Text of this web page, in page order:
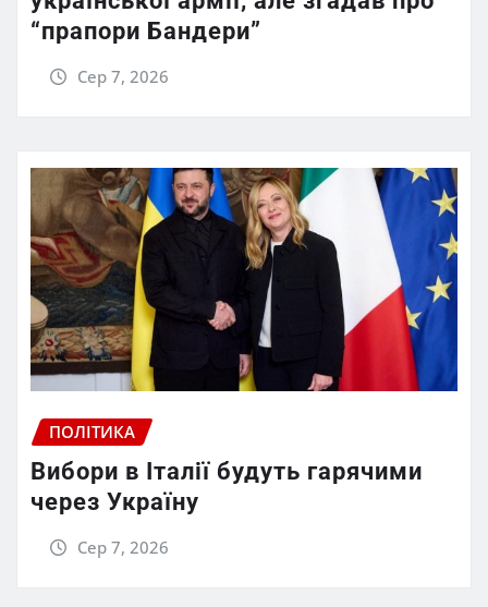
“прапори Бандери”
Сер 7, 2026
ПОЛІТИКА
Вибори в Італії будуть гарячими
через Україну
Сер 7, 2026